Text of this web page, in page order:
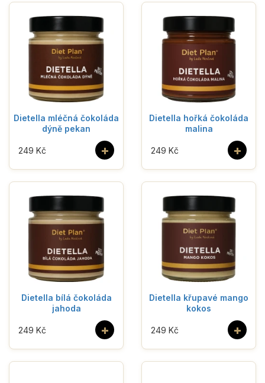
Dietella mléčná čokoláda
dýně pekan
+
249 Kč
Dietella hořká čokoláda
malina
+
249 Kč
Dietella bílá čokoláda
jahoda
+
249 Kč
Dietella křupavé mango
kokos
+
249 Kč